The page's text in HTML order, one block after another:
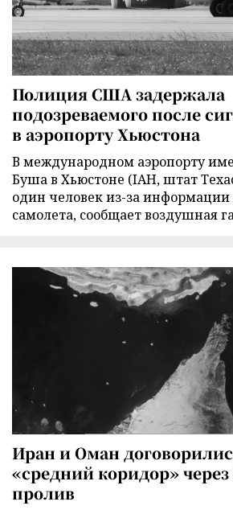
Полиция США задержала
подозреваемого после
в аэропорту Хьюстона
В международном аэропорту
Буша в Хьюстоне (IAH, штат
один человек из-за информации
самолета, сообщает воздушная
Иран и Оман
«средний коридор»
пролив